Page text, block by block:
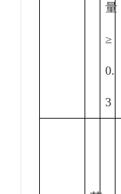
量
≥
0.
3